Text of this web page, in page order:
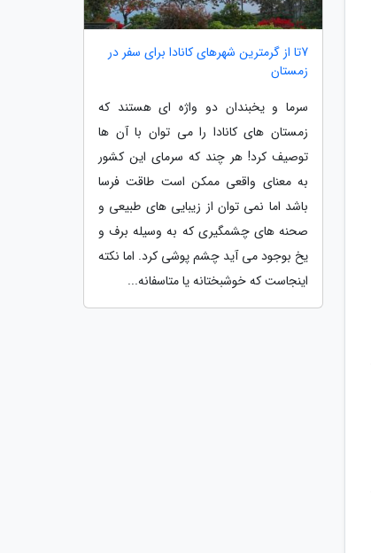
7تا از گرمترین شهرهای کانادا برای سفر در
زمستان
سرما و یخبندان دو واژه ای هستند که
زمستان های کانادا را می توان با آن ها
توصیف کرد! هر چند که سرمای این کشور
به معنای واقعی ممکن است طاقت فرسا
باشد اما نمی توان از زیبایی های طبیعی و
صحنه های چشمگیری که به وسیله برف و
یخ بوجود می آید چشم پوشی کرد. اما نکته
اینجاست که خوشبختانه یا متاسفانه...